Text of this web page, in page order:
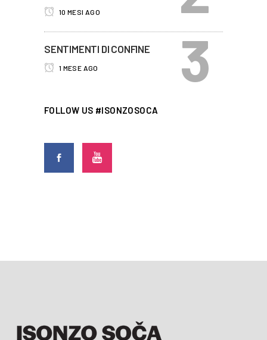
10 MESI AGO
SENTIMENTI DI CONFINE
1 MESE AGO
FOLLOW US #ISONZOSOCA